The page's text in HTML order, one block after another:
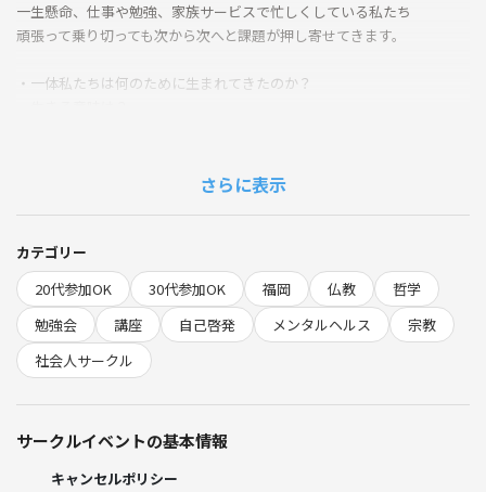
一生懸命、仕事や勉強、家族サービスで忙しくしている私たち
頑張って乗り切っても次から次へと課題が押し寄せてきます。
・一体私たちは何のために生まれてきたのか？
◉このような方お勧めの勉強会です
仏教を学んでみたいけど難しそうと思っている方
哲学や考えることが好きな方
さらに表示
カテゴリー
20代参加OK
30代参加OK 福岡 仏教
哲学
勉強会
講座 自己啓発 メンタルヘルス
宗教
社会人サークル
サークルイベントの基本情報
キャンセルポリシー